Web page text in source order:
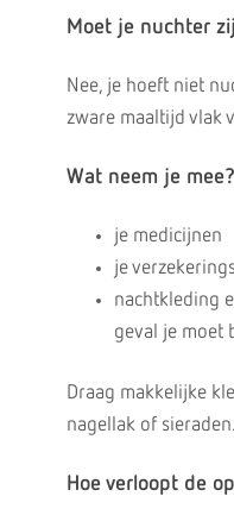
Moet je nuchter
Nee, je hoeft niet
zware maaltijd vlak
Wat neem je mee?
je medicijnen
je
nachtkleding
geval je moet
Draag makkelijke
nagellak of sieraden.
Hoe verloopt de